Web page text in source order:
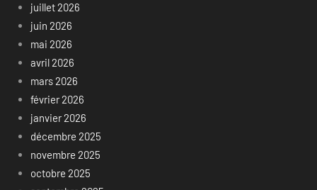
juillet 2026
juin 2026
mai 2026
avril 2026
mars 2026
février 2026
janvier 2026
décembre 2025
novembre 2025
octobre 2025